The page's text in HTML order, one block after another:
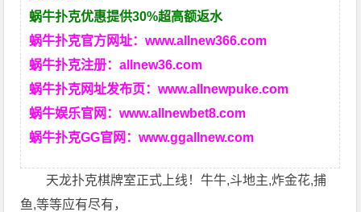
蜗牛扑克优惠提供30%超高额返水
蜗牛扑克官方网址：www.allnew366.com
蜗牛扑克注册：allnew36.com
蜗牛扑克网址发布页：www.allnewpuke.com
蜗牛娱乐官网：www.allnewbet8.com
蜗牛扑克GG官网：www.ggallnew.com
天龙扑克棋牌室正式上线！牛牛,斗地主,炸金花,捕
鱼,等等应有尽有，